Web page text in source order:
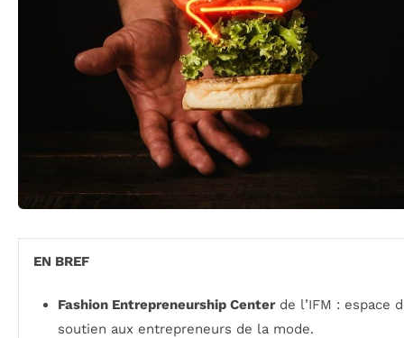
EN BREF
Fashion Entrepreneurship Centerde l’IFM : espace
soutien aux entrepreneurs de la mode.